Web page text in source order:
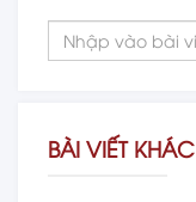
BÀI VIẾT KHÁC